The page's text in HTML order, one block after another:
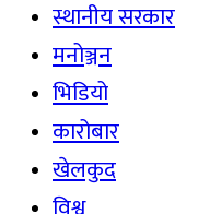
स्थानीय सरकार
मनोञ्जन
भिडियो
कारोबार
खेलकुद